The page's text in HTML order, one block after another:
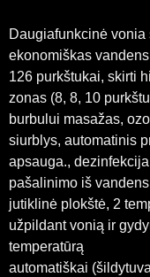
Daugiafunkcinė
ekonomiškas
126 purkštukai, skirti
zonas (8, 8, 10
burbului masažas,
siurblys, automatinis
apsauga.,
pašalinimo iš
jutiklinė plokštė, 2
užpildant vonią ir
temperatūrą
automatiškai